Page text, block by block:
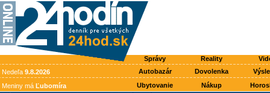
Správy Reality
Nedeľa 9.8.2026 Autobazár Dovolenka
Meniny má Ľubomíra Ubytovanie Nákup